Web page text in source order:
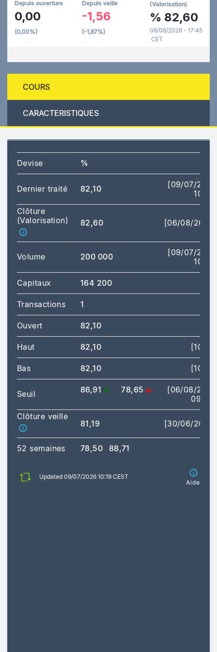
Depuis ouverture
0,00
(0,00%)
Depuis veille
-1,56
(-1,87%)
(Valorisation)
% 82,60
06/08/2026 - 17:45
CET
COURS
CARACTERISTIQUES
Devise %
Dernier traité 82,10
[09/07/2026
10:19]
Clôture
(Valorisation)
82,60 [06/08/2026]
Volume 200 000
[09/07/2026
10:19]
Capitaux 164 200
Transactions 1
Ouvert 82,10
Haut 82,10 [10:19]
Bas 82,10 [10:19]
Seuil 86,91 78,65
[06/08/2026
09:00]
Clôture veille
81,19 [30/06/2026]
52 semaines 78,50 88,71
Updated 09/07/2026 10:19 CEST
Aide